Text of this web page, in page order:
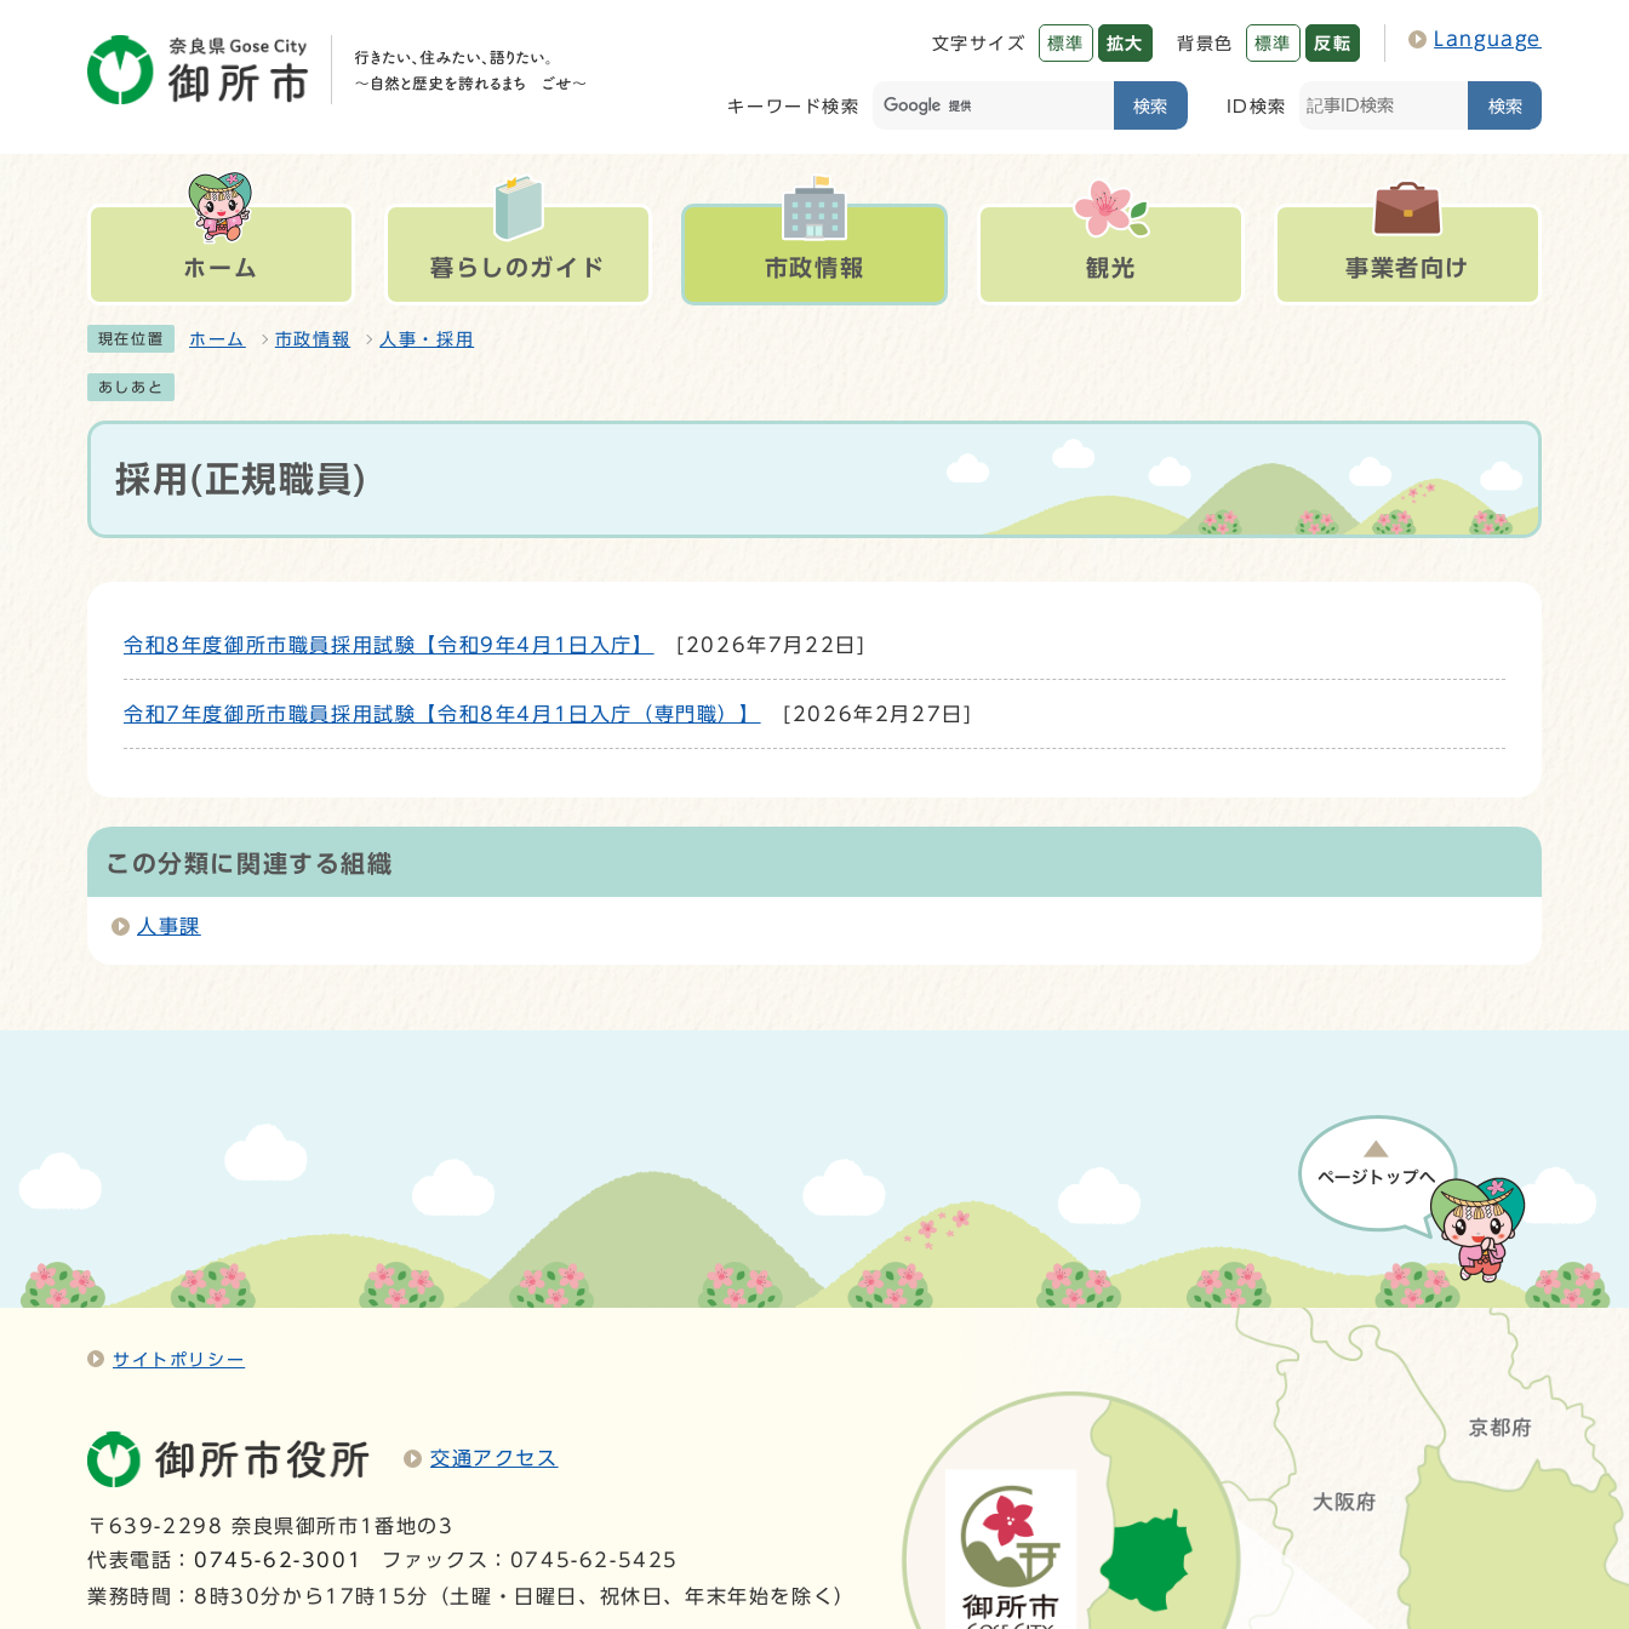
文字サイズ 標準 拡大 背景色 標準 反転 Language
キーワード検索 検索 ID検索 検索
ホーム 暮らしのガイド 市政情報 観光 事業者向け
現在位置 ホーム 市政情報 人事・採用
あしあと
採用(正規職員)
令和8年度御所市職員採用試験【令和9年4月1日入庁】 [2026年7月22日]
令和7年度御所市職員採用試験【令和8年4月1日入庁（専門職）】 [2026年2月27日]
この分類に関連する組織
人事課
サイトポリシー
交通アクセス
〒639-2298 奈良県御所市1番地の3
代表電話： 0745-62-3001
ファックス：0745-62-5425
業務時間：8時30分から17時15分（土曜・日曜日、祝休日、年末年始を除く）